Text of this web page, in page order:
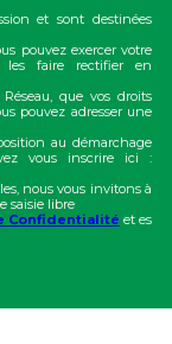
et sont destinées
pouvez exercer votre
les faire rectifier en
que vos droits
pouvez adresser une
au démarchage
vous inscrire ici :
nous vous invitons à
saisie libre
Confidentialité et es